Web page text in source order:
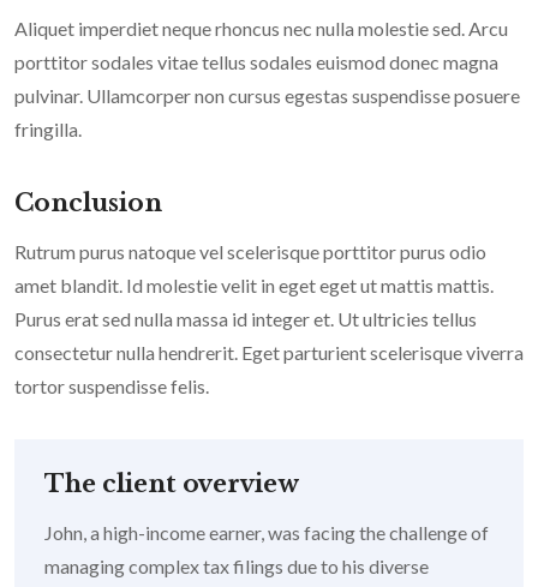
Aliquet imperdiet neque rhoncus nec nulla molestie sed. Arcu
porttitor sodales vitae tellus sodales euismod donec magna
pulvinar. Ullamcorper non cursus egestas suspendisse posuere
fringilla.
Conclusion
Rutrum purus natoque vel scelerisque porttitor purus odio
amet blandit. Id molestie velit in eget eget ut mattis mattis.
Purus erat sed nulla massa id integer et. Ut ultricies tellus
consectetur nulla hendrerit. Eget parturient scelerisque viverra
tortor suspendisse felis.
The client overview
John, a high-income earner, was facing the challenge of
managing complex tax filings due to his diverse